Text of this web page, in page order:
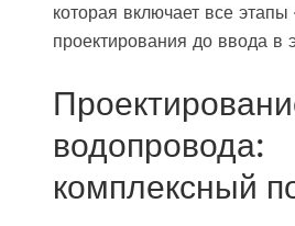
которая включает все этапы
проектирования до ввода в
водопровода:
комплексный